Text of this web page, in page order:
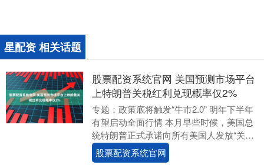
星配资 相关话题
股票配资系统官网 美国预测市场平台
上特朗普关税红利兑现概率仅2%
专题：政策底将触发“牛市2.0” 明年下半年
有望启动全面行情 本月早些时候，美国总
统特朗普正式承诺向所有美国人发放“关税
红利”。特朗普在他的社交媒体平台Trut....
股票配资系统官网